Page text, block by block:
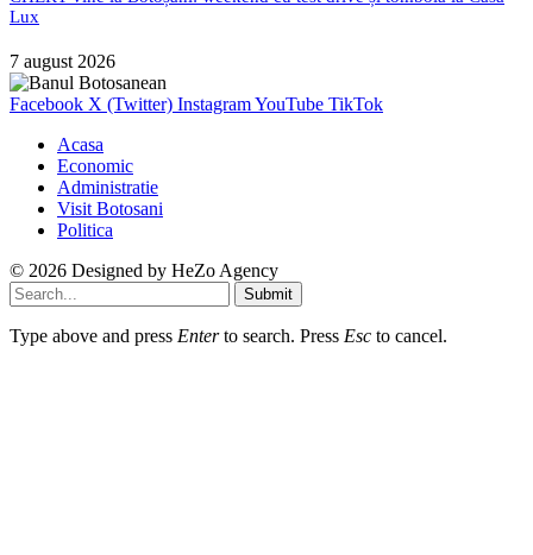
Lux
7 august 2026
Facebook X (Twitter) InstagramYouTube TikTok
Acasa
Economic
Administratie
Visit Botosani
Politica
© 2026 Designed by HeZo Agency
Submit
Type above and press Enterto search. Press Esc to cancel.